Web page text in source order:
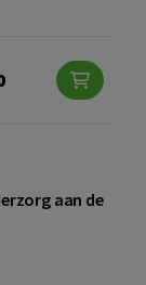
aan de